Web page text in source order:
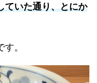
ていた通り、とにか
。